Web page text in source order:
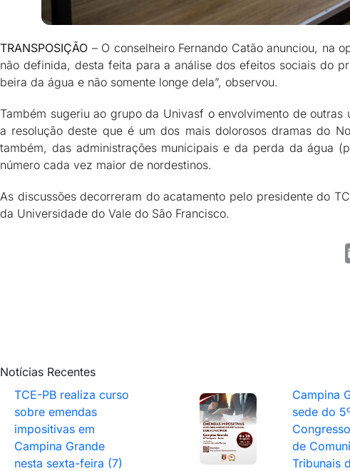
TRANSPOSIÇÃO – O conselheiro Fernando Catão anunciou, na
não definida, desta feita para a análise dos efeitos sociais do
beira da água e não somente longe dela”, observou.
Também sugeriu ao grupo da Univasf o envolvimento de
a resolução deste que é um dos mais dolorosos dramas do
também, das administrações municipais e da perda da água
número cada vez maior de nordestinos.
As discussões decorreram do acatamento pelo presidente do
da Universidade do Vale do São Francisco.
Notícias Recentes
TCE-PB realiza curso
sobre emendas
impositivas em
Campina Grande
nesta sexta-feira (7)
Campina
sede do
de
Tribunais